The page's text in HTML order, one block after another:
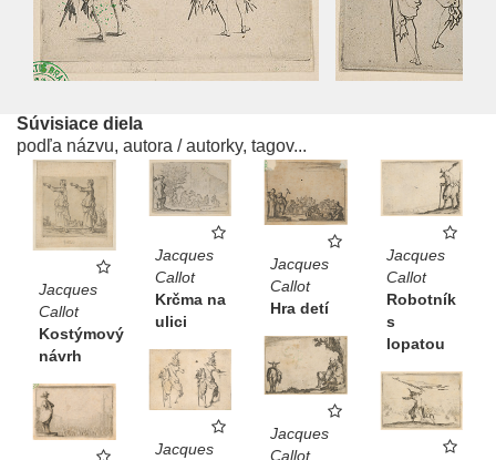
Súvisiace diela
podľa názvu, autora / autorky, tagov...
Jacques
Callot
Kostýmový
návrh
Jacques
Callot
Krčma na
ulici
Jacques
Callot
Hra detí
Jacques
Callot
Robotník
s
lopatou
Jacques
Callot
Jacques